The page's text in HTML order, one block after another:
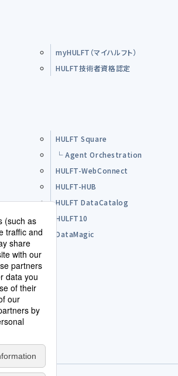
myHULFT（マイハルフト）
HULFT技術者資格認定
HULFT Square
└ Agent Orchestration
HULFT-WebConnect
HULFT-HUB
HULFT DataCatalog
HULFT10
DataMagic